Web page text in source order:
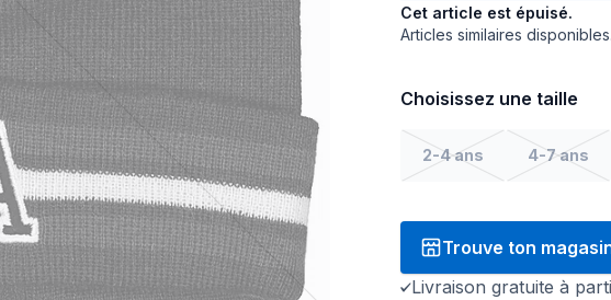
Cet article est épuisé.
Articles similaires disponibles.
Choisissez une taille
2-4 ans 4-7 ans
Trouve ton
Livraison gratuite à